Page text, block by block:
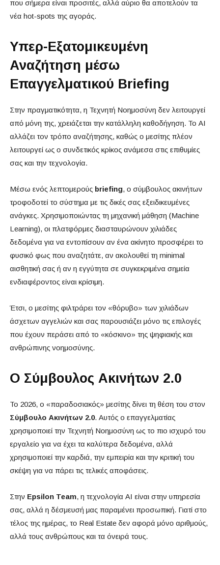
που σήμερα είναι προσιτές, αλλά αύριο θα αποτελούν τα
νέα hot-spots της αγοράς.
Υπερ-Εξατομικευμένη
Αναζήτηση μέσω
Επαγγελματικού Briefing
Στην πραγματικότητα, η Τεχνητή Νοημοσύνη δεν λειτουργεί
από μόνη της, χρειάζεται την κατάλληλη καθοδήγηση. Το AI
αλλάζει τον τρόπο αναζήτησης, καθώς ο μεσίτης πλέον
λειτουργεί ως ο συνδετικός κρίκος ανάμεσα στις επιθυμίες
σας και την τεχνολογία.
Μέσω ενός λεπτομερούς briefing, ο σύμβουλος ακινήτων
τροφοδοτεί το σύστημα με τις δικές σας εξειδικευμένες
ανάγκες. Χρησιμοποιώντας τη μηχανική μάθηση (Machine
Learning), οι πλατφόρμες διασταυρώνουν χιλιάδες
δεδομένα για να εντοπίσουν αν ένα ακίνητο προσφέρει το
φυσικό φως που αναζητάτε, αν ακολουθεί τη minimal
αισθητική σας ή αν η εγγύτητα σε συγκεκριμένα σημεία
ενδιαφέροντος είναι κρίσιμη.
Έτσι, ο μεσίτης φιλτράρει τον «θόρυβο» των χιλιάδων
άσχετων αγγελιών και σας παρουσιάζει μόνο τις επιλογές
που έχουν περάσει από το «κόσκινο» της ψηφιακής και
ανθρώπινης νοημοσύνης.
Ο Σύμβουλος Ακινήτων 2.0
Το 2026, ο «παραδοσιακός» μεσίτης δίνει τη θέση του στον
Σύμβουλο Ακινήτων 2.0. Αυτός ο επαγγελματίας
χρησιμοποιεί την Τεχνητή Νοημοσύνη ως το πιο ισχυρό του
εργαλείο για να έχει τα καλύτερα δεδομένα, αλλά
χρησιμοποιεί την καρδιά, την εμπειρία και την κριτική του
σκέψη για να πάρει τις τελικές αποφάσεις.
Στην Epsilon Team, η τεχνολογία AI είναι στην υπηρεσία
σας, αλλά η δέσμευσή μας παραμένει προσωπική. Γιατί στο
τέλος της ημέρας, το Real Estate δεν αφορά μόνο αριθμούς,
αλλά τους ανθρώπους και τα όνειρά τους.